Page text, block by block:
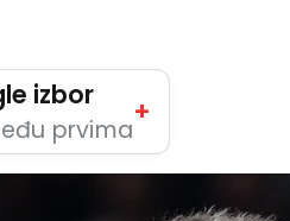
izbor
prvima
+